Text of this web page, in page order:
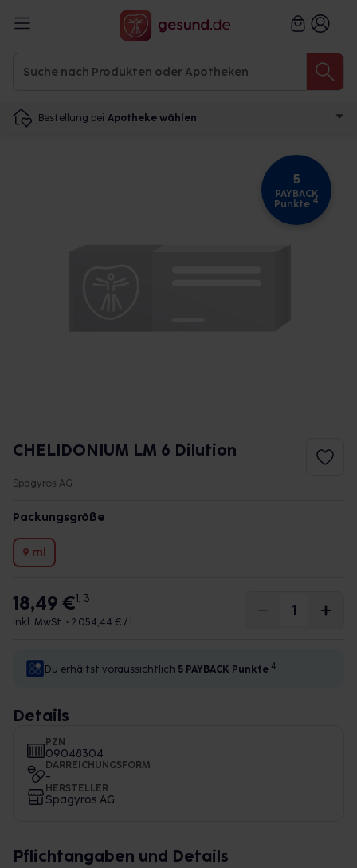
Bestellung bei Apotheke wählen
5
PAYBACK
Punkte 4
CHELIDONIUM LM 6 Dilution
Spagyros AG
Packungsgröße
9 ml
18,49 €1, 3
inkl. MwSt. • 2.054,44 € / l
Du erhältst voraussichtlich 5 PAYBACK Punkte 4
Details
PZN
09048304
DARREICHUNGSFORM
-
HERSTELLER
Spagyros AG
Pflichtangaben und Details